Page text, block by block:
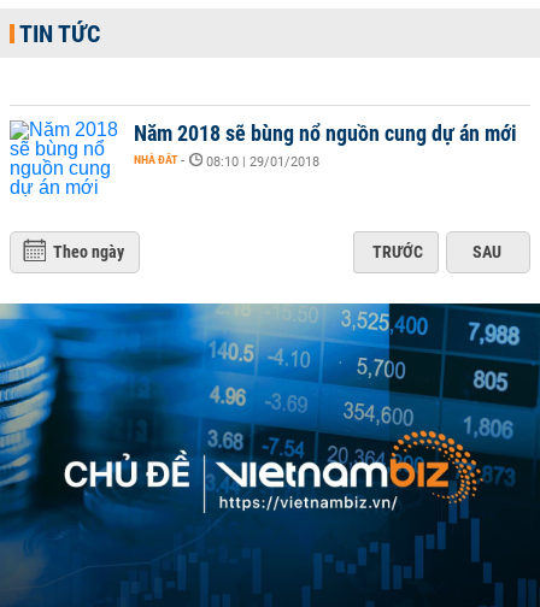
TIN TỨC
Năm 2018 sẽ bùng nổ nguồn cung dự án mới
NHÀ ĐẤT - 08:10 | 29/01/2018
Theo ngày TRƯỚC SAU